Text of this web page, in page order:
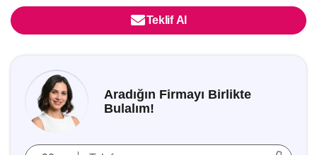
Teklif Al
Aradığın Firmayı Birlikte
Bulalım!